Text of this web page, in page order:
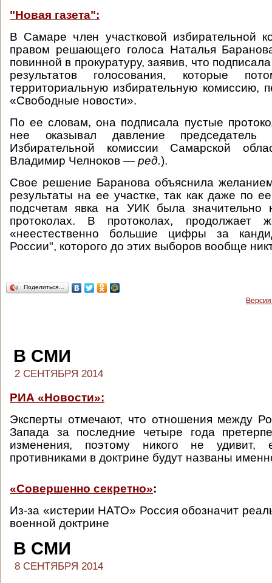
"Новая газета":
В Самаре член участковой избирательной
правом решающего голоса Наталья
повинной в прокуратуру, заявив, что
результатов голосования, которые
территориальную избирательную комиссию,
«Свободные новости».
По ее словам, она подписала пустые
нее оказывал давление
Избирательной комиссии Самарской
Владимир Челноков — ред.).
Свое решение Баранова объяснила
результаты на ее участке, так как даже по
подсчетам явка на УИК была значительно
протоколах. В протоколах, продолжает
«неестественно большие цифры за
России", которого до этих выборов вообще
Поделиться…
В СМИ
2 СЕНТЯБРЯ 2014
РИА «Новости»:
Эксперты отмечают, что отношения между
Запада за последние четыре года
изменения, поэтому никого не удивит,
противниками в доктрине будут названы
«Совершенно секретно»:
Из-за «истерии НАТО» Россия обозначит
военной доктрине
В СМИ
8 СЕНТЯБРЯ 2014